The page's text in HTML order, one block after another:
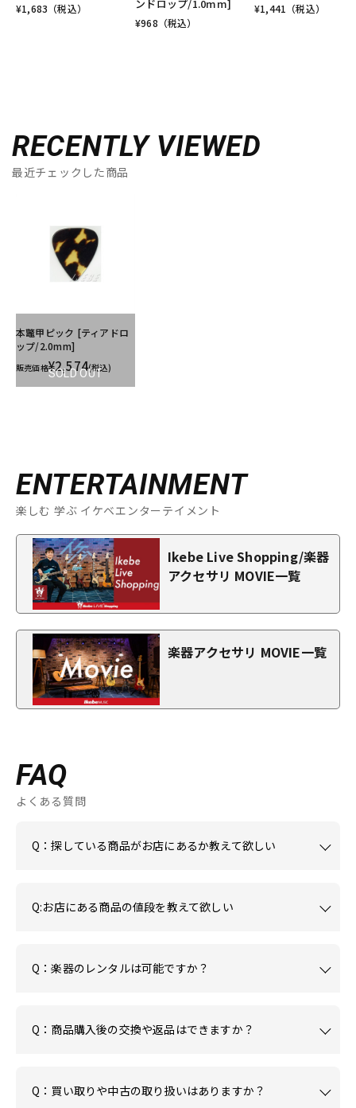
¥1,683 （税込） ンドロップ/1.0mm]
¥968 （税込）
¥1,441 （税込）
RECENTLY VIEWED
最近チェックした商品
SOLD OUT
本鼈甲ピック [ティアドロ
ップ/2.0mm]
販売価格¥2,574(税込)
ENTERTAINMENT
楽しむ 学ぶ イケベエンターテイメント
Ikebe Live Shopping/楽器
アクセサリ MOVIE一覧
楽器アクセサリ MOVIE一覧
FAQ
よくある質問
Q：探している商品がお店にあるか教えて欲しい
Q:お店にある商品の値段を教えて欲しい
Q：楽器のレンタルは可能ですか？
Q：商品購入後の交換や返品はできますか？
Q：買い取りや中古の取り扱いはありますか？